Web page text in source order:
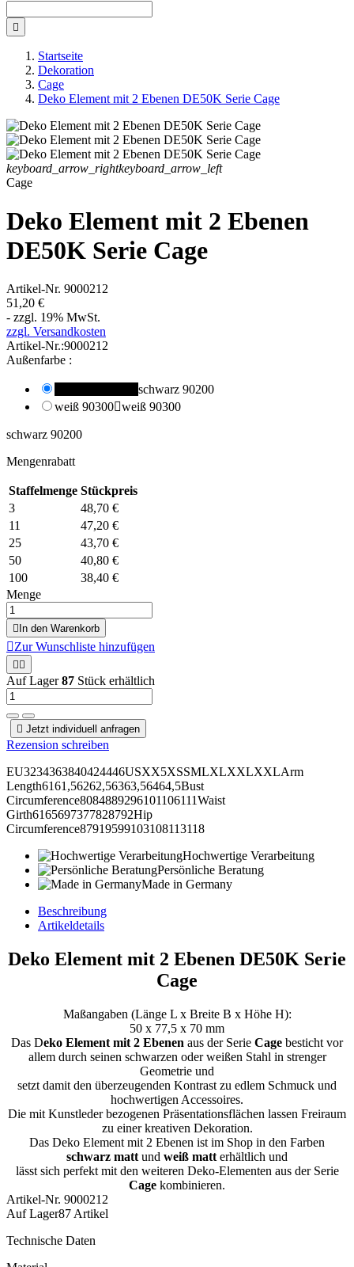

Startseite
Dekoration
Cage
Deko Element mit 2 Ebenen DE50K Serie Cage
keyboard_arrow_rightkeyboard_arrow_left
Cage
Deko Element mit 2 Ebenen
DE50K Serie Cage
Artikel-Nr. 9000212
51,20 €
- zzgl. 19% MwSt.
zzgl. Versandkosten
Artikel-Nr.:9000212
Außenfarbe :
schwarz 90200
weiß 90300weiß 90300
schwarz 90200
Mengenrabatt
Staffelmenge Stückpreis
3
48,70 €
11
47,20 €
25
43,70 €
50
40,80 €
100
38,40 €
Menge
 In den Warenkorb
Zur Wunschliste hinzufügen
 
Auf Lager87 Stück erhältlich
 Jetzt individuell anfragen
Rezension schreiben
EU3234363840424446USXX5XSSMLXLXXLXXLArm
Length6161,56262,56363,56464,5Bust
Circumference8084889296101106111Waist
Girth6165697377828792Hip
Circumference87919599103108113118
Hochwertige Verarbeitung
Persönliche Beratung
Made in Germany
Beschreibung
Artikeldetails
Deko Element mit 2 Ebenen DE50K Serie
Cage
Maßangaben (Länge L x Breite B x Höhe H):
50 x 77,5 x 70 mm
Das Deko Element mit 2 Ebenen aus der Serie Cage besticht vor
allem durch seinen schwarzen oder weißen Stahl in strenger
Geometrie und
setzt damit den überzeugenden Kontrast zu edlem Schmuck und
hochwertigen Accessoires.
Die mit Kunstleder bezogenen Präsentationsflächen lassen Freiraum
zu einer kreativen Dekoration.
Das Deko Element mit 2 Ebenen ist im Shop in den Farben
schwarz matt und weiß matt erhältlich und
lässt sich perfekt mit den weiteren Deko-Elementen aus der Serie
Cage kombinieren.
Artikel-Nr. 9000212
Auf Lager87 Artikel
Technische Daten